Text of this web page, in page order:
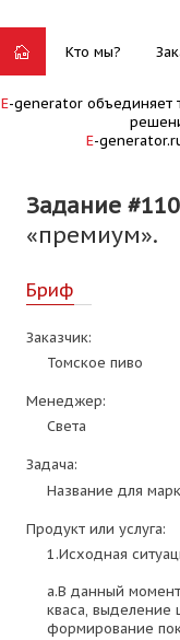
Кто мы?
E-generator объединяет
E-
Задание
«премиум».
Бриф
Заказчик:
Томское пиво
Менеджер:
Света
Задача:
Название для
Продукт или услуга:
1.Исходная
a.В данный
кваса, выделение
формирование